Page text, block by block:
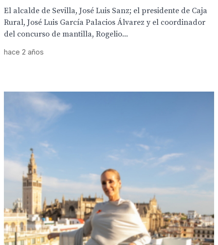
El alcalde de Sevilla, José Luis Sanz; el presidente de Caja
Rural, José Luis García Palacios Álvarez y el coordinador
del concurso de mantilla, Rogelio...
hace 2 años